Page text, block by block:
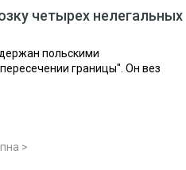
четырех нелегальных
польскими
границы". Он вез
>